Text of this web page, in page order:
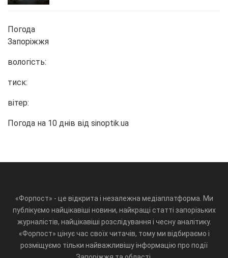
Погода
Запоріжжя
вологість:
тиск:
вітер:
Погода на 10 днів від sinoptik.ua
«Форпост» - це відкрита і незалежна медіаплатформа. Ми
публікуємо найцікавіші новини, найкращі статті запорізьких
журналістів, найцікавіші розслідування і чесну аналітику.
«Форпост» цінує час своїх читачів, тому ми відбираємо і
розміщуємо тільки найважливішу інформацію про події